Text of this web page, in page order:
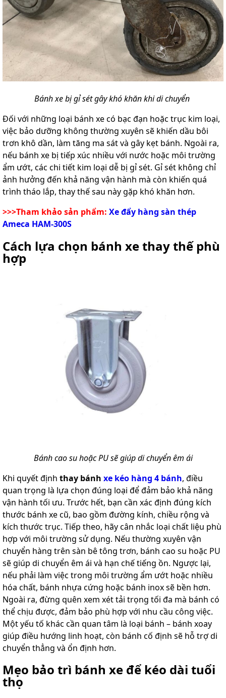
Bánh xe bị gỉ sét gây khó khăn khi di chuyển
Đối với những loại bánh xe có bạc đạn hoặc trục kim loại,
việc bảo dưỡng không thường xuyên sẽ khiến dầu bôi
trơn khô dần, làm tăng ma sát và gây kẹt bánh. Ngoài ra,
nếu bánh xe bị tiếp xúc nhiều với nước hoặc môi trường
ẩm ướt, các chi tiết kim loại dễ bị gỉ sét. Gỉ sét không chỉ
ảnh hưởng đến khả năng vận hành mà còn khiến quá
trình tháo lắp, thay thế sau này gặp khó khăn hơn.
>>>Tham khảo sản phẩm: Xe đẩy hàng sàn thép
Ameca HAM-300S
Cách lựa chọn bánh xe thay thế phù
hợp
Bánh cao su hoặc PU sẽ giúp di chuyển êm ái
Khi quyết định thay bánh xe kéo hàng 4 bánh, điều
quan trọng là lựa chọn đúng loại để đảm bảo khả năng
vận hành tối ưu. Trước hết, bạn cần xác định đúng kích
thước bánh xe cũ, bao gồm đường kính, chiều rộng và
kích thước trục. Tiếp theo, hãy cân nhắc loại chất liệu phù
hợp với môi trường sử dụng. Nếu thường xuyên vận
chuyển hàng trên sàn bê tông trơn, bánh cao su hoặc PU
sẽ giúp di chuyển êm ái và hạn chế tiếng ồn. Ngược lại,
nếu phải làm việc trong môi trường ẩm ướt hoặc nhiều
hóa chất, bánh nhựa cứng hoặc bánh inox sẽ bền hơn.
Ngoài ra, đừng quên xem xét tải trọng tối đa mà bánh có
thể chịu được, đảm bảo phù hợp với nhu cầu công việc.
Một yếu tố khác cần quan tâm là loại bánh – bánh xoay
giúp điều hướng linh hoạt, còn bánh cố định sẽ hỗ trợ di
chuyển thẳng và ổn định hơn.
Mẹo bảo trì bánh xe để kéo dài tuổi
thọ